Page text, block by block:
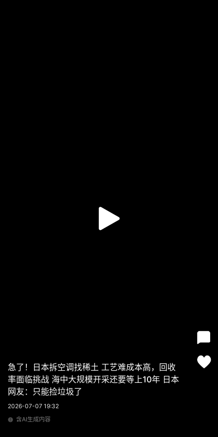
急了！日本拆空调找稀土 工艺难成本高，回收
率面临挑战 海中大规模开采还要等上10年 日本
网友：只能捡垃圾了
2026-07-07 19:32
含AI生成内容